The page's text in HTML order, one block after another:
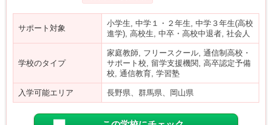
サポート対象
小学生, 中学１・２年生, 中学３年生(高校
進学), 高校生, 中卒・高校中退者, 社会人
学校のタイプ
家庭教師, フリースクール, 通信制高校・
サポート校, 留学支援機関, 高卒認定予備
校, 通信教育, 学習塾
入学可能エリア 長野県、群馬県、岡山県